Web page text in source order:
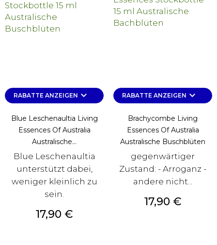
RABATTE ANZEIGEN keyboard_arrow_down
Blue Leschenaultia Living
Essences Of Australia
Australische...
Blue Leschenaultia
unterstützt dabei,
weniger kleinlich zu
sein.
Preis
17,90 €
RABATTE ANZEIGEN keyboard_arrow_down
Brachycombe Living
Essences Of Australia
Australische Buschblüten
gegenwärtiger
Zustand: - Arroganz -
andere nicht...
Preis
17,90 €